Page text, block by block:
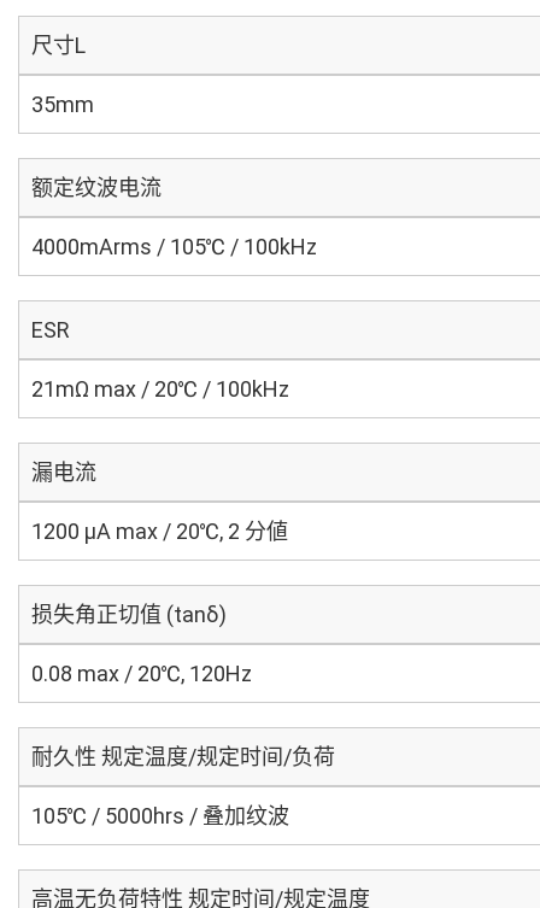
尺寸L
35mm
额定纹波电流
4000mArms / 105℃ / 100kHz
ESR
21mΩ max / 20℃ / 100kHz
漏电流
1200 μA max / 20℃, 2 分値
损失角正切值 (tanδ)
0.08 max / 20℃, 120Hz
耐久性 规定温度/规定时间/负荷
105℃ / 5000hrs / 叠加纹波
高温无负荷特性 规定时间/规定温度